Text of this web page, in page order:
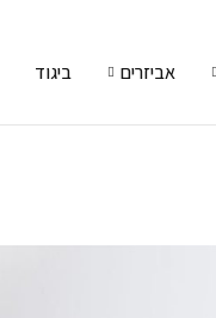
אביזרים ביגוד